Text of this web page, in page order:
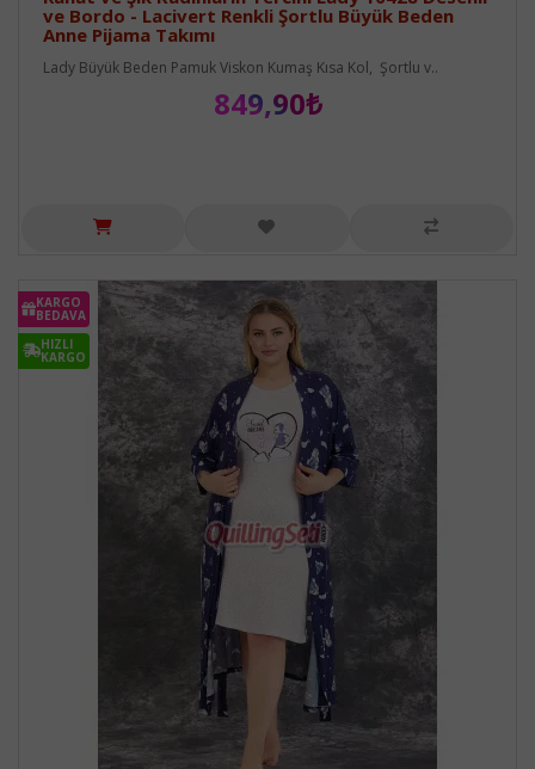
ve Bordo - Lacivert Renkli Şortlu Büyük Beden
Anne Pijama Takımı
Lady Büyük Beden Pamuk Viskon Kumaş Kısa Kol, Şortlu v..
849,90₺
KARGO
BEDAVA
HIZLI
KARGO